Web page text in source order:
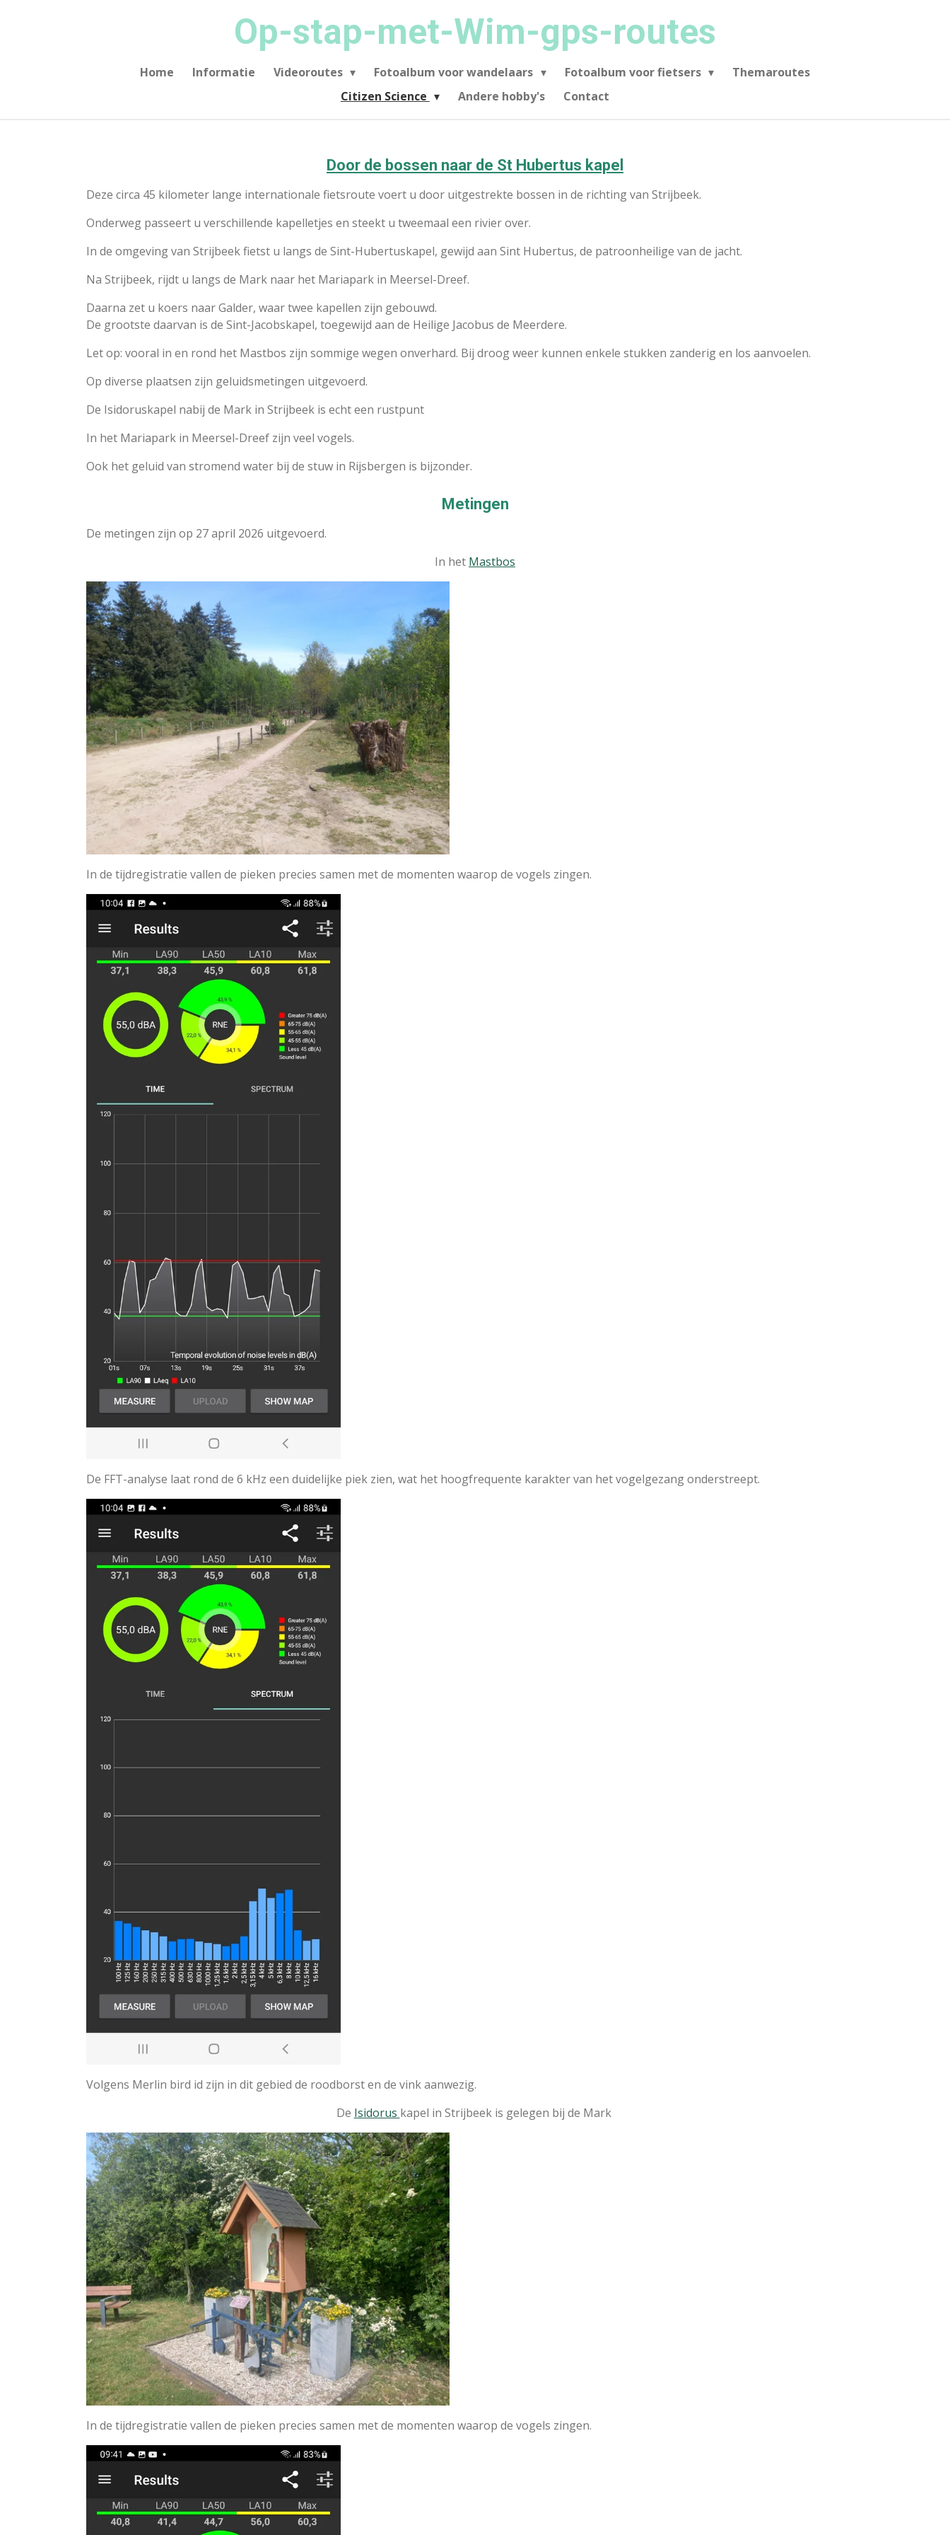
Op-stap-met-Wim-gps-routes
Home Informatie Videoroutes Fotoalbum voor wandelaars Fotoalbum voor fietsers
Themaroutes
Citizen Science
Andere hobby's Contact
Door de bossen naar de St Hubertus kapel
Deze circa 45 kilometer lange internationale fietsroute voert u door uitgestrekte bossen in de richting van Strijbeek.
Onderweg passeert u verschillende kapelletjes en steekt u tweemaal een rivier over.
In de omgeving van Strijbeek fietst u langs de Sint-Hubertuskapel, gewijd aan Sint Hubertus, de patroonheilige van de jacht.
Na Strijbeek, rijdt u langs de Mark naar het Mariapark in Meersel-Dreef.
Daarna zet u koers naar Galder, waar twee kapellen zijn gebouwd.
De grootste daarvan is de Sint-Jacobskapel, toegewijd aan de Heilige Jacobus de Meerdere.
Let op: vooral in en rond het Mastbos zijn sommige wegen onverhard. Bij droog weer kunnen enkele stukken zanderig en los aanvoelen.
Op diverse plaatsen zijn geluidsmetingen uitgevoerd.
De Isidoruskapel nabij de Mark in Strijbeek is echt een rustpunt
In het Mariapark in Meersel-Dreef zijn veel vogels.
Ook het geluid van stromend water bij de stuw in Rijsbergen is bijzonder.
Metingen
De metingen zijn op 27 april 2026 uitgevoerd.
In het Mastbos
In de tijdregistratie vallen de pieken precies samen met de momenten waarop de vogels zingen.
De FFT-analyse laat rond de 6 kHz een duidelijke piek zien, wat het hoogfrequente karakter van het vogelgezang onderstreept.
Volgens Merlin bird id zijn in dit gebied de roodborst en de vink aanwezig.
De Isidorus kapel in Strijbeek is gelegen bij de Mark
In de tijdregistratie vallen de pieken precies samen met de momenten waarop de vogels zingen.